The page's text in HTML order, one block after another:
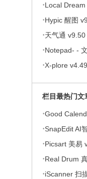
·Local
·Hypic 醒图
仙女修图！必
·天气通 v9.50
·Notepad- -
·X-plore
栏目最热门文
·Good
会员
·SnapEdit AI
·Picsart 美易
锁高级版
·Real Drum
·iScanner 扫